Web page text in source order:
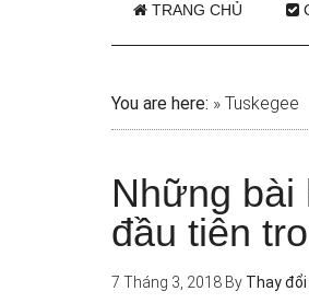
TRANG CHỦ
You are here: » Tuskegee
Những bài
đầu tiên
7 Tháng 3, 2018 By Thay